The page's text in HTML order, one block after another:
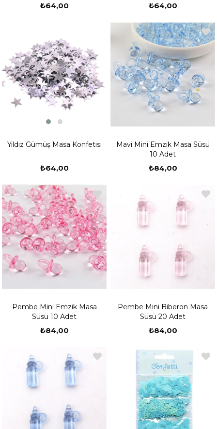
₺64,00 ₺64,00
Yıldız Gümüş Masa Konfetisi
₺64,00
Mavi Mini Emzik Masa Süsü
10 Adet
₺84,00
Pembe Mini Emzik Masa
Süsü 10 Adet
₺84,00
Pembe Mini Biberon Masa
Süsü 20 Adet
₺84,00